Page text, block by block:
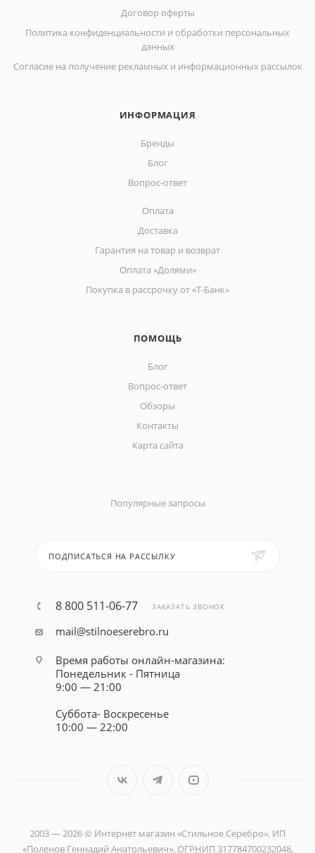
Договор оферты
Политика конфиденциальности и обработки персональных
данных
Согласие на получение рекламных и информационных рассылок
ИНФОРМАЦИЯ
Бренды
Блог
Вопрос-ответ
Оплата
Доставка
Гарантия на товар и возврат
Оплата «Долями»
Покупка в рассрочку от «Т-Банк»
ПОМОЩЬ
Блог
Вопрос-ответ
Обзоры
Контакты
Карта сайта
Популярные запросы
ПОДПИСАТЬСЯ НА РАССЫЛКУ
8 800 511-06-77 ЗАКАЗАТЬ ЗВОНОК
mail@stilnoeserebro.ru
Время работы онлайн-магазина:
Понедельник - Пятница
9:00 — 21:00
Суббота- Воскресенье
10:00 — 22:00
2003 — 2026 © Интернет магазин «Стильное Серебро», ИП
«Поленов Геннадий Анатольевич», ОГРНИП 317784700232048,